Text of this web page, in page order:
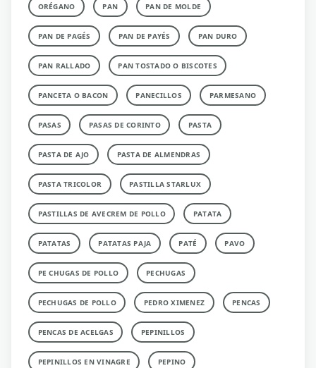
ORÉGANO PAN PAN DE MOLDE
PAN DE PAGÉS PAN DE PAYÉS PAN DURO
PAN RALLADO PAN TOSTADO O BISCOTES
PANCETA O BACON PANECILLOS PARMESANO
PASAS PASAS DE CORINTO PASTA
PASTA DE AJO PASTA DE ALMENDRAS
PASTA TRICOLOR PASTILLA STARLUX
PASTILLAS DE AVECREM DE POLLO PATATA
PATATAS PATATAS PAJA PATÉ PAVO
PE CHUGAS DE POLLO PECHUGAS
PECHUGAS DE POLLO PEDRO XIMENEZ PENCAS
PENCAS DE ACELGAS PEPINILLOS
PEPINILLOS EN VINAGRE PEPINO